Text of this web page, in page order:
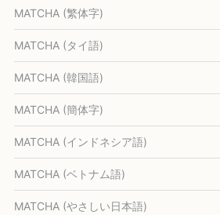
MATCHA (繁体字)
MATCHA (タイ語)
MATCHA (韓国語)
MATCHA (簡体字)
MATCHA (インドネシア語)
MATCHA (ベトナム語)
MATCHA (やさしい日本語)